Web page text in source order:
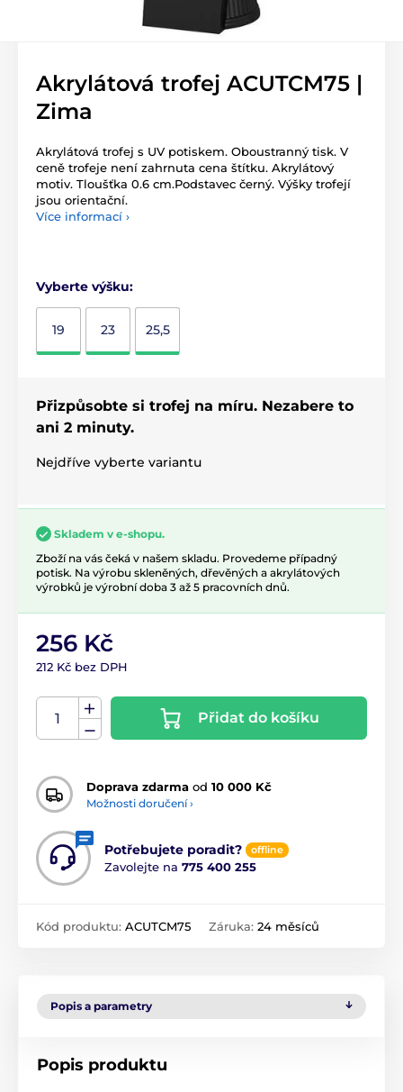
Akrylátová trofej ACUTCM75 |
Zima
Akrylátová trofej s UV potiskem. Oboustranný tisk. V
ceně trofeje není zahrnuta cena štítku. Akrylátový
motiv. Tloušťka 0.6 cm.Podstavec černý. Výšky trofejí
jsou orientační.
Více informací ›
Vyberte výšku:
19 23 25,5
Přizpůsobte si trofej na míru. Nezabere to
ani 2 minuty.
Nejdříve vyberte variantu
Skladem v e-shopu.
Zboží na vás čeká v našem skladu. Provedeme případný
potisk. Na výrobu skleněných, dřevěných a akrylátových
výrobků je výrobní doba 3 až 5 pracovních dnů.
256 Kč
212 Kč bez DPH
Přidat do košíku
Doprava zdarma od 10 000 Kč
Možnosti doručení ›
Potřebujete poradit? offline
Zavolejte na 775 400 255
Kód produktu: ACUTCM75 Záruka: 24 měsíců
Popis a parametry
Popis produktu